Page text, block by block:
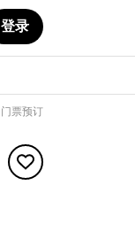
登录
门票预订